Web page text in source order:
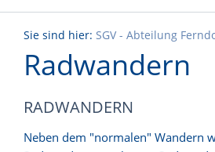
Sie sind hier: SGV - Abteilung
Radwandern
RADWANDERN
Neben dem "normalen" Wandern